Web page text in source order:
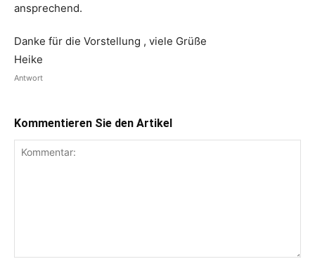
ansprechend.
Danke für die Vorstellung , viele Grüße
Heike
Antwort
Kommentieren Sie den Artikel